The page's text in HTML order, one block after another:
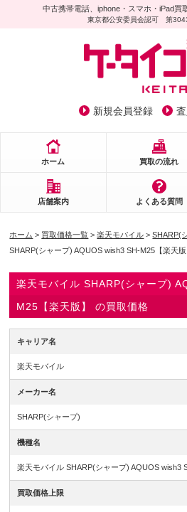
中古携帯電話、iphone・スマホ・iPad買
東京都公安委員会認可 第
新規会員登録
ホーム 買取の流れ
店舗案内 よくある質問
ホーム > 買取価格一覧 >楽天モバイル >SHARP(
SHARP(シャープ) AQUOS wish3 SH-M25【楽天
楽天モバイル SHARP(シャープ)
M25【楽天版】 の買取価格
キャリア名
楽天モバイル
メーカー名
SHARP(シャープ)
機種名
楽天モバイル SHARP(シャープ) AQUOS wish3
買取価格上限